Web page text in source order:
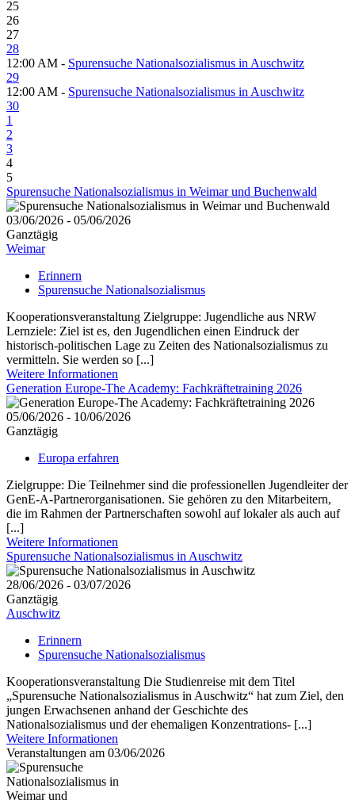
25
26
27
28
12:00 AM - Spurensuche Nationalsozialismus in Auschwitz
29
12:00 AM - Spurensuche Nationalsozialismus in Auschwitz
30
1
2
3
4
5
Spurensuche Nationalsozialismus in Weimar und Buchenwald
03/06/2026 - 05/06/2026
Ganztägig
Weimar
Erinnern
Spurensuche Nationalsozialismus
Kooperationsveranstaltung Zielgruppe: Jugendliche aus NRW
Lernziele: Ziel ist es, den Jugendlichen einen Eindruck der
historisch-politischen Lage zu Zeiten des Nationalsozialismus zu
vermitteln. Sie werden so [...]
Weitere Informationen
Generation Europe-The Academy: Fachkräftetraining 2026
05/06/2026 - 10/06/2026
Ganztägig
Europa erfahren
Zielgruppe: Die Teilnehmer sind die professionellen Jugendleiter der
GenE-A-Partnerorganisationen. Sie gehören zu den Mitarbeitern,
die im Rahmen der Partnerschaften sowohl auf lokaler als auch auf
[...]
Weitere Informationen
Spurensuche Nationalsozialismus in Auschwitz
28/06/2026 - 03/07/2026
Ganztägig
Auschwitz
Erinnern
Spurensuche Nationalsozialismus
Kooperationsveranstaltung Die Studienreise mit dem Titel
„Spurensuche Nationalsozialismus in Auschwitz“ hat zum Ziel, den
jungen Erwachsenen anhand der Geschichte des
Nationalsozialismus und der ehemaligen Konzentrations- [...]
Weitere Informationen
Veranstaltungen am 03/06/2026